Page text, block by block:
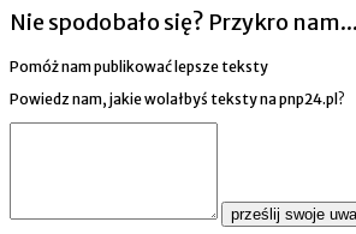
Nie spodobało się? Przykro nam...
Pomóż nam publikować lepsze teksty
Powiedz nam, jakie wolałbyś teksty na pnp24.pl?
prześlij swoje